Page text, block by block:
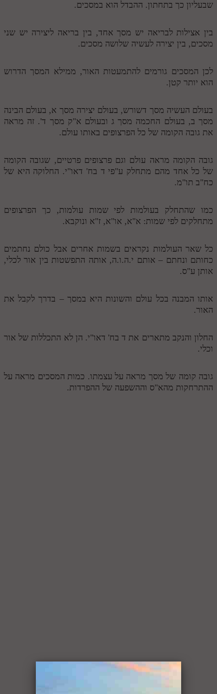
שבעליון כך בתחתון. ההבדל הוא במסכים.
בין אצילות לבריאה יש מסך אחד, בין בריאה ליצירה יש שני
מסכים, בין יצירה לעשיה שלושה מסכים.
לכן המסכים גורמים להתמעטות האור, ממילא המסך הדרוש
הוא יותר קטן.
בעולם העשיה מסך דשורש, בעולם יצירה מסך א, בעולם הבינה
מסך ב, בעולם החכמה מסך ג ובעולם א"ק מסך ד'. זה מראה
את גובה הקומה של כל הפרצופים באותו עולם.
גובה הקומה מראה עולם וגם פרצופים פרטיים, שגובה הקומה
של כל אחד מהם מתחלק ע"פי ד בח' דאו"י. החלוקה היא של
כח"ב תו"מ.
כמו שהתחלק בעולמות לפי שמות עולמות, כך הפרצופים
מתחלקים לפי שמות: א"א, או"א, ז"א ונוקבא.
כל שאר העולמות נקראים בשמות אחרים אבל כולם נחתמים
כחותם ונחתם – אותם י.ה.ו.ה, אותה התפשטות בין אור לכלי,
אותן ע"ס.
אותו המבנה בכל עולם והשונות היא במסך – בדרך לקבל את
האור.
החלון והנקב מתארים את ד בח' דאו"י. הן לא התכללות של אור
וכלי.
גובה קומה של מסך מראה על עצמתו. כמות המסכים מראה על
ההתרחקות מהא"ס וההשפעה של ההפרדות.